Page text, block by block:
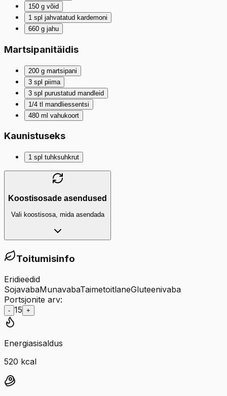
150 g võid
1 spl jahvatatud kardemoni
660 g jahu
Martsipanitäidis
200 g martsipani
3 spl piima
3 spl purustatud mandleid
1/4 tl mandliessentsi
480 ml vahukoort
Kaunistuseks
1 spl tuhksuhkrut
Koostisosade asendused
Vali koostisosa, mida asendada
Toitumisinfo
Eridieedid
SojavabaMunavabaTaimetoitlaneGluteenivaba
Portsjonite arv:
- 15 +
Energiasisaldus
520 kcal